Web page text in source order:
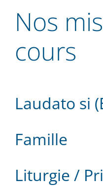
Nos
cours
Laudato si
Famille
Liturgie /